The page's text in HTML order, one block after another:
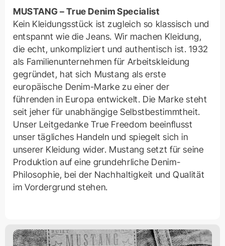
MUSTANG – True Denim Specialist
Kein Kleidungsstück ist zugleich so klassisch und
entspannt wie die Jeans. Wir machen Kleidung,
die echt, unkompliziert und authentisch ist. 1932
als Familienunternehmen für Arbeitskleidung
gegründet, hat sich Mustang als erste
europäische Denim-Marke zu einer der
führenden in Europa entwickelt. Die Marke steht
seit jeher für unabhängige Selbstbestimmtheit.
Unser Leitgedanke True Freedom beeinflusst
unser tägliches Handeln und spiegelt sich in
unserer Kleidung wider. Mustang setzt für seine
Produktion auf eine grundehrliche Denim-
Philosophie, bei der Nachhaltigkeit und Qualität
im Vordergrund stehen.